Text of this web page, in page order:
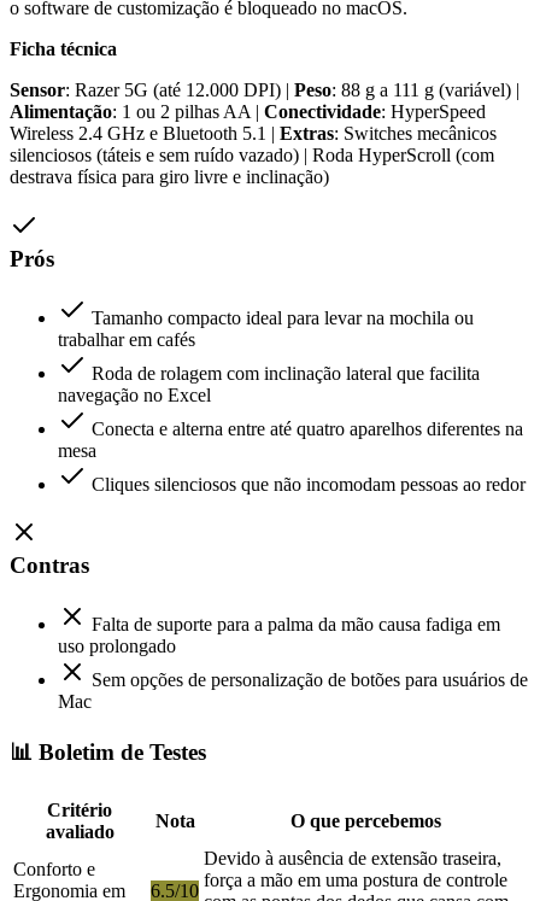
o software de customização é bloqueado no macOS.
Ficha técnica
Sensor: Razer 5G (até 12.000 DPI) | Peso: 88 g a 111 g (variável) |
Alimentação: 1 ou 2 pilhas AA | Conectividade: HyperSpeed
Wireless 2.4 GHz e Bluetooth 5.1 | Extras: Switches mecânicos
silenciosos (táteis e sem ruído vazado) | Roda HyperScroll (com
destrava física para giro livre e inclinação)
Prós
Tamanho compacto ideal para levar na mochila ou
trabalhar em cafés
Roda de rolagem com inclinação lateral que facilita
navegação no Excel
Conecta e alterna entre até quatro aparelhos diferentes na
mesa
Cliques silenciosos que não incomodam pessoas ao redor
Contras
Falta de suporte para a palma da mão causa fadiga em
uso prolongado
Sem opções de personalização de botões para usuários de
Mac
📊 Boletim de Testes
Critério
avaliado
Nota O que percebemos
Conforto e
Ergonomia em
6.5/10
Devido à ausência de extensão traseira,
força a mão em uma postura de controle